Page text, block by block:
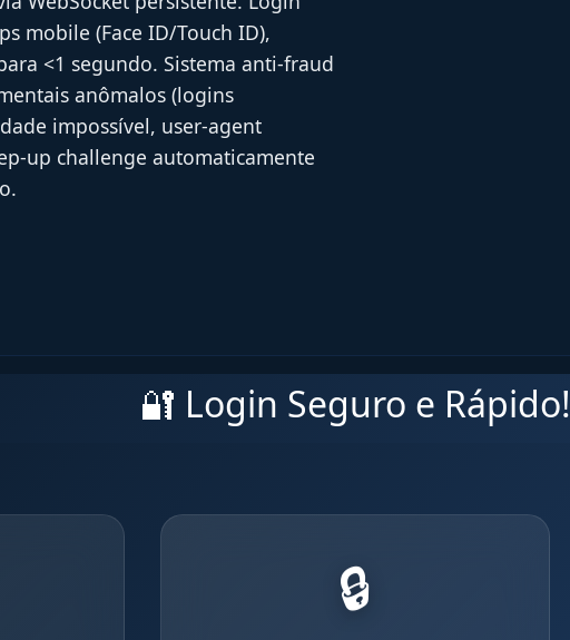
mobile (Face ID/Touch ID),
<1 segundo. Sistema anti-fraud
anômalos (logins
impossível, user-agent
up challenge automaticamente
🔐 Login Seguro e Rápido!
🔒